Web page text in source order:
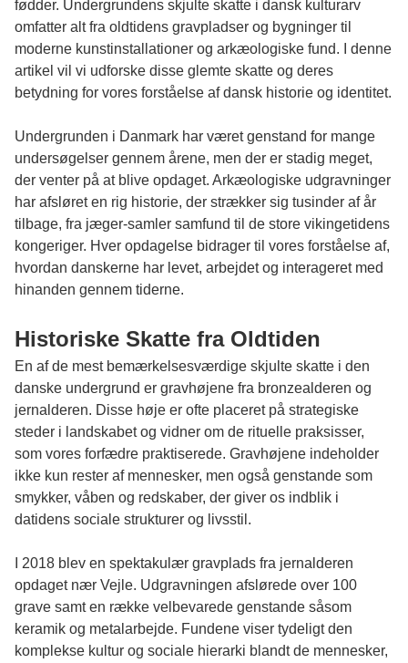
fødder. Undergrundens skjulte skatte i dansk kulturarv
omfatter alt fra oldtidens gravpladser og bygninger til
moderne kunstinstallationer og arkæologiske fund. I denne
artikel vil vi udforske disse glemte skatte og deres
betydning for vores forståelse af dansk historie og identitet.
Undergrunden i Danmark har været genstand for mange
undersøgelser gennem årene, men der er stadig meget,
der venter på at blive opdaget. Arkæologiske udgravninger
har afsløret en rig historie, der strækker sig tusinder af år
tilbage, fra jæger-samler samfund til de store vikingetidens
kongeriger. Hver opdagelse bidrager til vores forståelse af,
hvordan danskerne har levet, arbejdet og interageret med
hinanden gennem tiderne.
Historiske Skatte fra Oldtiden
En af de mest bemærkelsesværdige skjulte skatte i den
danske undergrund er gravhøjene fra bronzealderen og
jernalderen. Disse høje er ofte placeret på strategiske
steder i landskabet og vidner om de rituelle praksisser,
som vores forfædre praktiserede. Gravhøjene indeholder
ikke kun rester af mennesker, men også genstande som
smykker, våben og redskaber, der giver os indblik i
datidens sociale strukturer og livsstil.
I 2018 blev en spektakulær gravplads fra jernalderen
opdaget nær Vejle. Udgravningen afslørede over 100
grave samt en række velbevarede genstande såsom
keramik og metalarbejde. Fundene viser tydeligt den
komplekse kultur og sociale hierarki blandt de mennesker,